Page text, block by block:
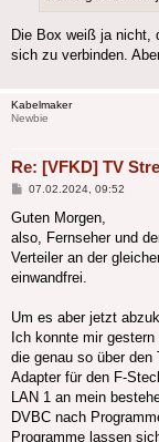
Die Box weiß ja
sich zu verbinden.
Kabelmaker
Newbie
Re: [VFKD] TV
Beitrag
07.02.2024, 09:52
Guten Morgen,
also, Fernseher und
Verteiler an der
einwandfrei.
Um es aber jetzt
Ich konnte mir
die genau so über den
Adapter für den F-
LAN 1 an mein
DVBC nach
Programme lassen